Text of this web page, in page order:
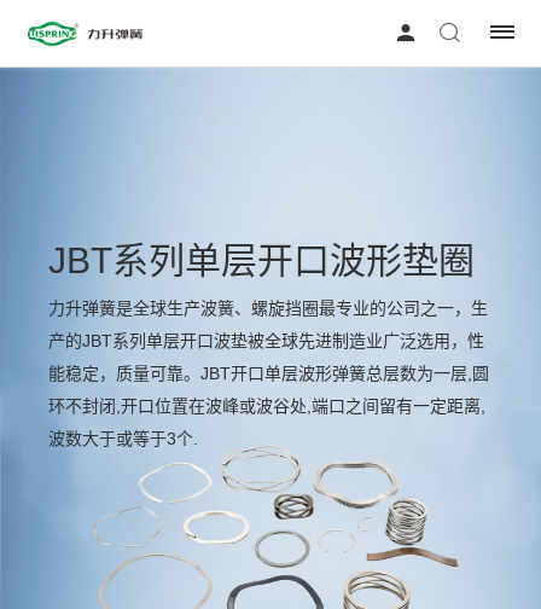
JBT系列单层开口波形垫圈
力升弹簧是全球生产波簧、螺旋挡圈最专业的公司之一，生
产的JBT系列单层开口波垫被全球先进制造业广泛选用，性
能稳定，质量可靠。JBT开口单层波形弹簧总层数为一层,圆
环不封闭,开口位置在波峰或波谷处,端口之间留有一定距离,
波数大于或等于3个.